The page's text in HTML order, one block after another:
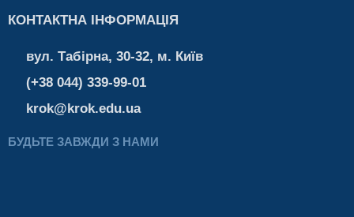
КОНТАКТНА ІНФОРМАЦІЯ
вул. Табірна, 30-32, м. Київ
(+38 044) 339-99-01
krok@krok.edu.ua
БУДЬТЕ ЗАВЖДИ З НАМИ